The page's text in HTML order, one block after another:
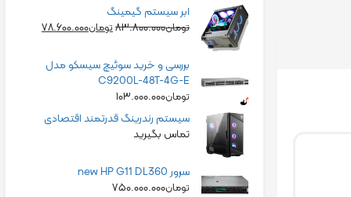
ابر سیستم گیمینگ
تومان۸۳.۸۰۰.۰۰۰تومان۷۸.۶۰۰.۰۰۰
بررسی و خرید سوئیچ سیسکو مدل
C9200L-48T-4G-E
تومان۱۰۳.۰۰۰.۰۰۰
سیستم رندرینگ قدرتمند اقتصادی
تماس بگیرید
سرور new HP G11 DL360
تومان۷۵۰.۰۰۰.۰۰۰